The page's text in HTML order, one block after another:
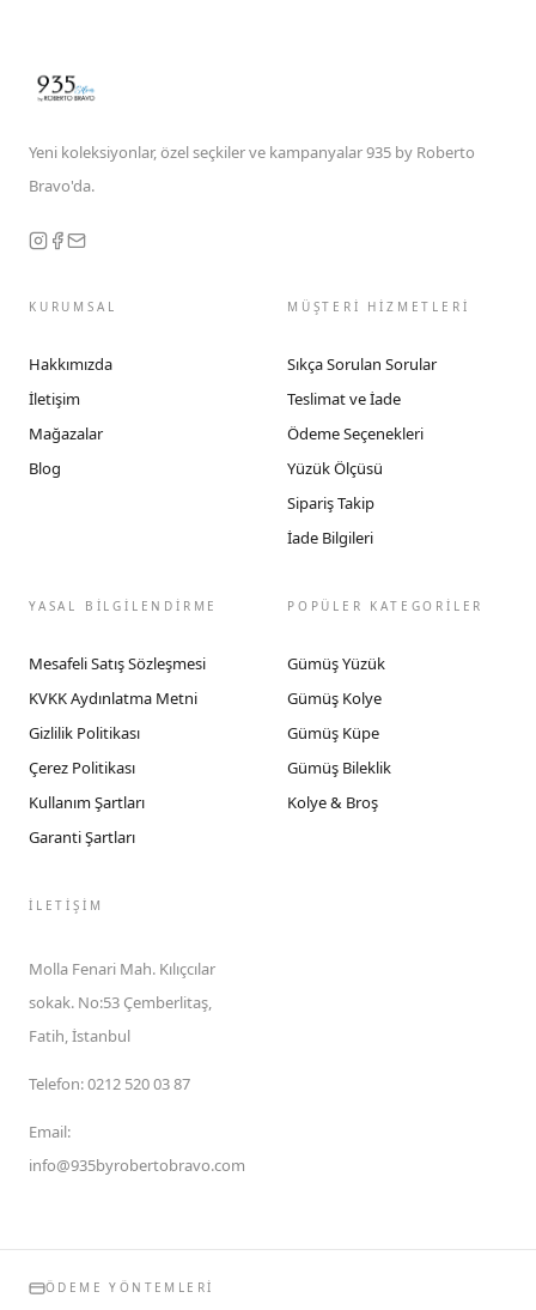
Yeni koleksiyonlar, özel seçkiler ve kampanyalar 935 by Roberto
Bravo'da.
KURUMSAL
Hakkımızda
İletişim
Mağazalar
Blog
MÜŞTERİ HİZMETLERİ
Sıkça Sorulan Sorular
Teslimat ve İade
Ödeme Seçenekleri
Yüzük Ölçüsü
Sipariş Takip
İade Bilgileri
YASAL BİLGİLENDİRME
Mesafeli Satış Sözleşmesi
KVKK Aydınlatma Metni
Gizlilik Politikası
Çerez Politikası
Kullanım Şartları
Garanti Şartları
POPÜLER KATEGORİLER
Gümüş Yüzük
Gümüş Kolye
Gümüş Küpe
Gümüş Bileklik
Kolye & Broş
İLETIŞIM
Molla Fenari Mah. Kılıçcılar
sokak. No:53 Çemberlitaş,
Fatih, İstanbul
Telefon:0212 520 03 87
Email:
info@935byrobertobravo.com
ÖDEME YÖNTEMLERI